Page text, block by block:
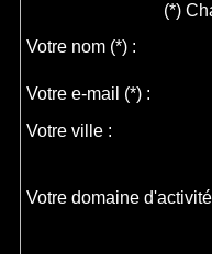
(*)
Votre nom (*):
Votre e-mail (*):
Votre ville :
Votre domaine